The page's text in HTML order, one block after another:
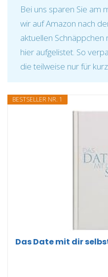
Bei uns sparen Sie am
wir auf Amazon nach
aktuellen
hier aufgelistet. So
die teilweise nur für
BESTSELLER NR. 1
Das Date mit dir